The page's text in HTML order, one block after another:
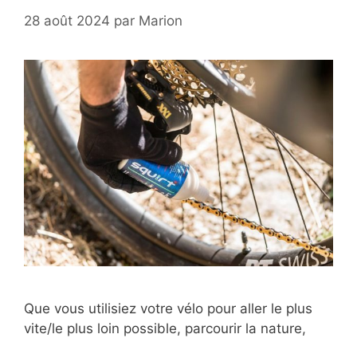
28 août 2024 par Marion
Que vous utilisiez votre vélo pour aller le plus
vite/le plus loin possible, parcourir la nature,